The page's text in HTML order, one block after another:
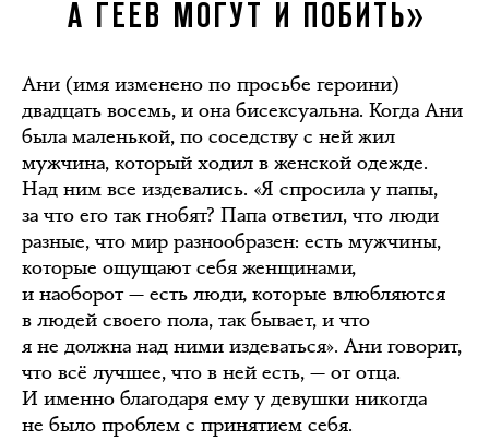
А ГЕЕВ МОГУТ И ПОБИТЬ»
Ани (имя изменено по просьбе героини)
двадцать восемь, и она бисексуальна. Когда Ани
была маленькой, по соседству с ней жил
мужчина, который ходил в женской одежде.
Над ним все издевались. «Я спросила у папы,
за что его так гнобят? Папа ответил, что люди
разные, что мир разнообразен: есть мужчины,
которые ощущают себя женщинами,
и наоборот — есть люди, которые влюбляются
в людей своего пола, так бывает, и что
я не должна над ними издеваться». Ани говорит,
что всё лучшее, что в ней есть, — от отца.
И именно благодаря ему у девушки никогда
не было проблем с принятием себя.